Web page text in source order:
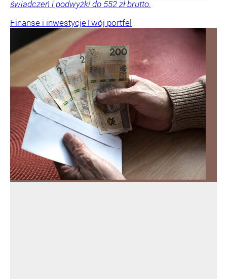
świadczeń i podwyżki do 552 zł brutto.
Finanse i inwestycjeTwój portfel